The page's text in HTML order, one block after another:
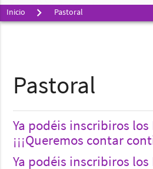
Inicio Pastoral
Pastoral
Ya podéis inscribiros
¡¡¡Queremos contar
Ya podéis inscribiros